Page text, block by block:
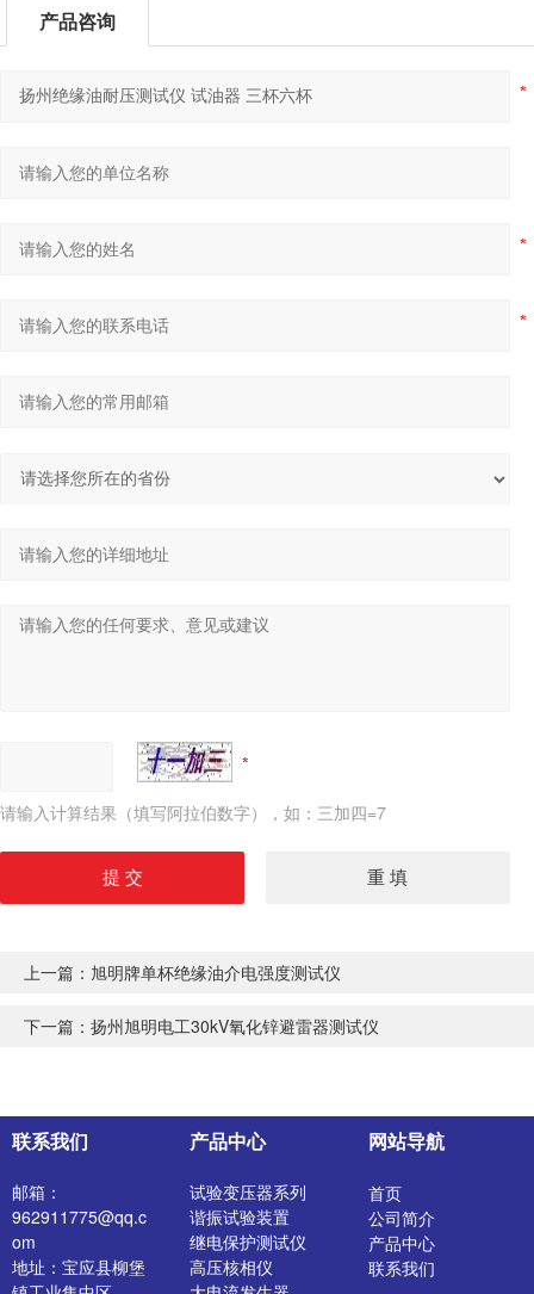
产品咨询
请输入计算结果（填写阿拉伯数字），如：三加四=7
上一篇： 旭明牌单杯绝缘油介电强度测试仪
下一篇： 扬州旭明电工30kV氧化锌避雷器测试仪
联系我们
邮箱：
962911775@qq.c
om
地址：宝应县柳堡
产品中心
试验变压器系列
谐振试验装置
继电保护测试仪
高压核相仪
网站导航
首页
公司简介
产品中心
联系我们